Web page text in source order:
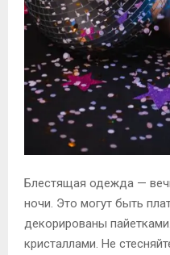
Блестящая одежда —
ночи. Это могут быть
декорированы
кристаллами. Не